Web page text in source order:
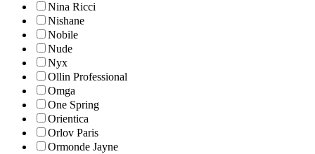
Nina Ricci
Nishane
Nobile
Nude
Nyx
Ollin Professional
Omga
One Spring
Orientica
Orlov Paris
Ormonde Jayne